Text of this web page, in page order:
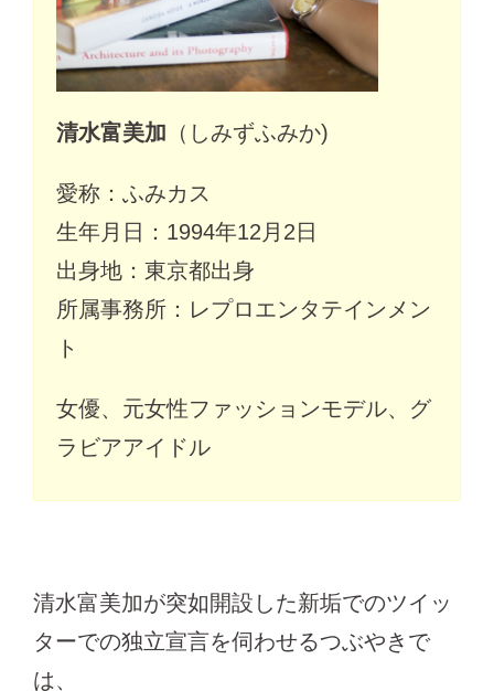
清水富美加 （しみずふみか)
愛称：ふみカス
生年月日：1994年12月2日
出身地：東京都出身
所属事務所：レプロエンタテインメン
ト
女優、元女性ファッションモデル、グ
ラビアアイドル
清水富美加が突如開設した新垢でのツイッ
ターでの独立宣言を伺わせるつぶやきで
は、